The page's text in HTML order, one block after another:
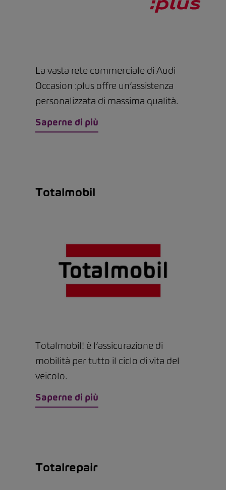
La vasta rete commerciale di Audi
Occasion :plus offre un’assistenza
personalizzata di massima qualità.
Saperne di più
Totalmobil
Totalmobil! è l’assicurazione di
mobilità per tutto il ciclo di vita del
veicolo.
Saperne di più
Totalrepair